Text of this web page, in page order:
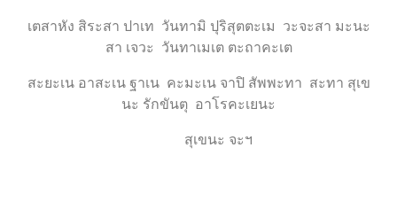
เตสาหัง สิระสา ปาเท วันทามิ ปุริสุตตะเม วะจะสา มะนะ
สา เจวะ วันทาเมเต ตะถาคะเต
สะยะเน อาสะเน ฐาเน คะมะเน จาปิ สัพพะทา สะทา สุเข
นะ รักขันตุ อาโรคะเยนะ
สุเขนะ จะฯ